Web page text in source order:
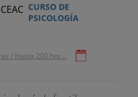
CURSO DE
PSICOLOGÍA
/ Hasta 200 hor...